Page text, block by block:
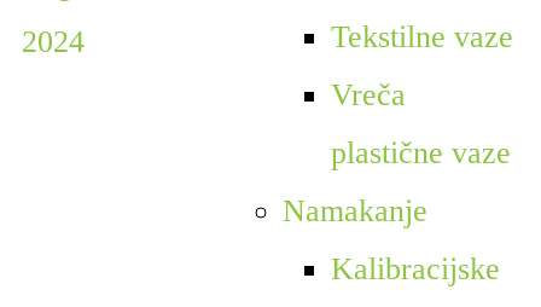
Tekstilne vaze
Vreča
plastične vaze
Namakanje
Kalibracijske